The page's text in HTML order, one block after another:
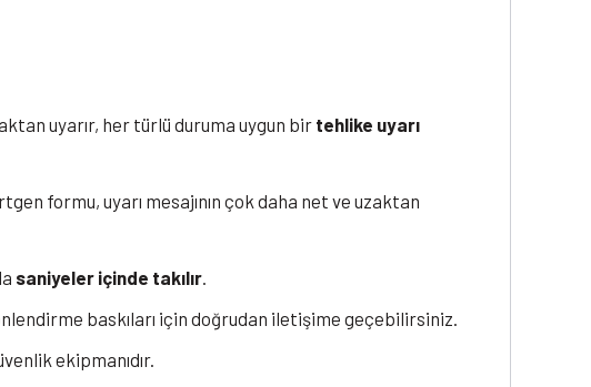
uyarır, her türlü duruma uygun bir tehlike uyarı
formu, uyarı mesajının çok daha net ve uzaktan
saniyeler içinde takılır.
baskıları için doğrudan iletişime geçebilirsiniz.
ekipmanıdır.